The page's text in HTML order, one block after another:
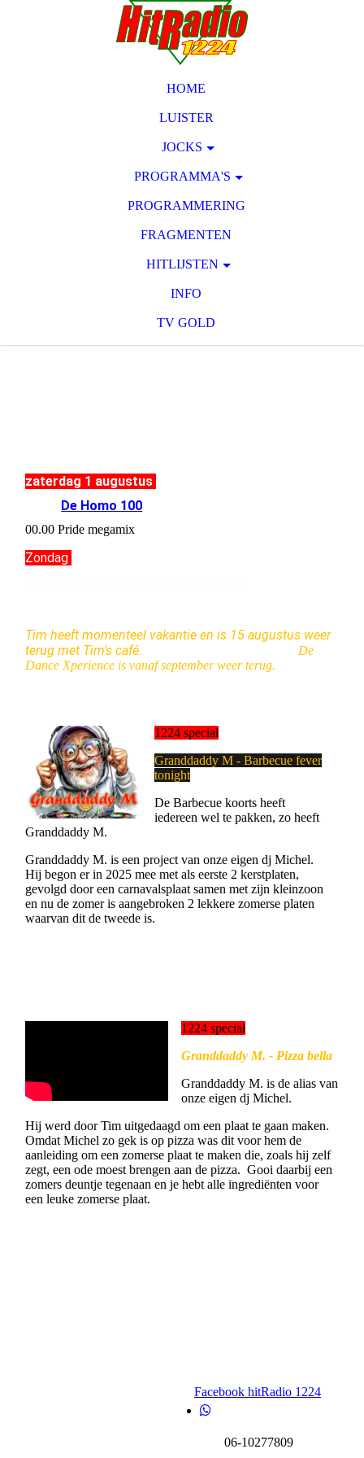
HOME
LUISTER
JOCKS
PROGRAMMA'S
PROGRAMMERING
FRAGMENTEN
HITLIJSTEN
INFO
TV GOLD
zaterdag 1 augustus
De Homo 100
00.00 Pride megamix
Zondag
Tim heeft momenteel vakantie en is 15 augustus weer
terug met Tim's café.
De
Dance Xperience is vanaf september weer terug.
1224 special
Granddaddy M - Barbecue fever
tonight
De Barbecue koorts heeft
iedereen wel te pakken, zo heeft
Granddaddy M.
Granddaddy M. is een project van onze eigen dj Michel.
Hij begon er in 2025 mee met als eerste 2 kerstplaten,
gevolgd door een carnavalsplaat samen met zijn kleinzoon
en nu de zomer is aangebroken 2 lekkere zomerse platen
waarvan dit de tweede is.
1224 special
Granddaddy M. - Pizza bella
Granddaddy M. is de alias van
onze eigen dj Michel.
Hij werd door Tim uitgedaagd om een plaat te gaan maken.
Omdat Michel zo gek is op pizza was dit voor hem de
aanleiding om een zomerse plaat te maken die, zoals hij zelf
zegt, een ode moest brengen aan de pizza. Gooi daarbij een
zomers deuntje tegenaan en je hebt alle ingrediënten voor
een leuke zomerse plaat.
Facebook hitRadio 1224
06-10277809